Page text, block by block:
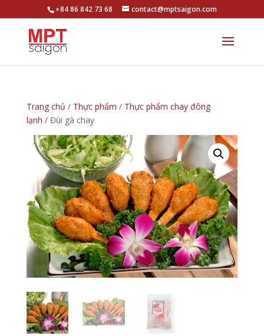
+84 86 842 73 68 contact@mptsaigon.com
Trang chủ / Thực phẩm / Thực phẩm chay đông
lạnh / Đùi gà chay